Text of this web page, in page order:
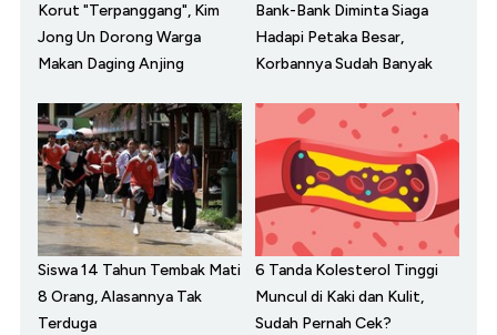
Korut "Terpanggang", Kim
Jong Un Dorong Warga
Makan Daging Anjing
Bank-Bank Diminta Siaga
Hadapi Petaka Besar,
Korbannya Sudah Banyak
Siswa 14 Tahun Tembak Mati
8 Orang, Alasannya Tak
Terduga
6 Tanda Kolesterol Tinggi
Muncul di Kaki dan Kulit,
Sudah Pernah Cek?